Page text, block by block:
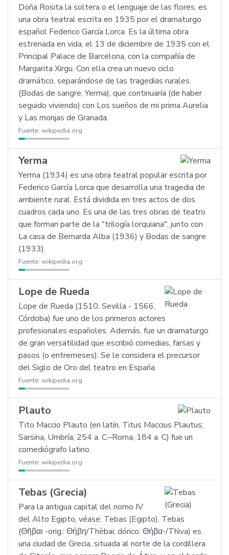
Doña Rosita la soltera o el lenguaje de las flores, es
una obra teatral escrita en 1935 por el dramaturgo
español Federico García Lorca. Es la última obra
estrenada en vida, el 13 de diciembre de 1935 con el
Principal Palace de Barcelona, con la compañía de
Margarita Xirgu. Con ella crea un nuevo ciclo
dramático, separándose de las tragedias rurales
(Bodas de sangre, Yerma), que continuaría (de haber
seguido viviendo) con Los sueños de mi prima Aurelia
y Las monjas de Granada.
Fuente: wikipedia.org
Yerma
Yerma (1934) es una obra teatral popular escrita por
Federico García Lorca que desarrolla una tragedia de
ambiente rural. Está dividida en tres actos de dos
cuadros cada uno. Es una de las tres obras de teatro
que forman parte de la "trilogía lorquiana", junto con
La casa de Bernarda Alba (1936) y Bodas de sangre
(1933).
Fuente: wikipedia.org
Lope de Rueda
Lope de Rueda (1510, Sevilla - 1566,
Córdoba) fue uno de los primeros actores
profesionales españoles. Además, fue un dramaturgo
de gran versatilidad que escribió comedias, farsas y
pasos (o entremeses). Se le considera el precursor
del Siglo de Oro del teatro en España.
Fuente: wikipedia.org
Plauto
Tito Maccio Plauto (en latín, Titus Maccius Plautus;
Sarsina, Umbría; 254 a. C.–Roma, 184 a. C) fue un
comediógrafo latino.
Fuente: wikipedia.org
Tebas (Grecia)
Para la antigua capital del nomo IV
del Alto Egipto, véase: Tebas (Egipto). Tebas
(Θῆβαι -orig.: Θήβη/Thèbai; dórico: Θήβα-/Thìva) es
una ciudad de Grecia, situada al norte de la cordillera